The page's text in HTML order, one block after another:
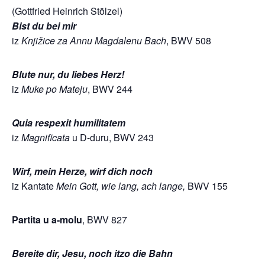
(Gottfried Heinrich Stölzel)
Bist du bei mir
izKnjižice za AnnuMagdalenu Bach, BWV 508
Blute nur, du liebes Herz!
izMuke po Mateju, BWV 244
Quia respexit humilitatem
izMagnificata u D-duru, BWV 243
Wirf, mein Herze, wirf dich noch
iz KantateMein Gott, wie lang, ach lange, BWV 155
Partita u a-molu, BWV 827
Bereite dir, Jesu, noch itzo die Bahn